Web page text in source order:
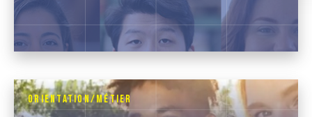
Orientation/Métier